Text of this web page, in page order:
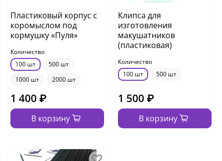
Пластиковый корпус с
коромыслом под
кормушку «Пуля»
Количество
100 шт
500 шт
1000 шт
2000 шт
1 400 ₽
В корзину
Клипса для
изготовления
макушатников
(пластиковая)
Количество
100 шт
500 шт
1 500 ₽
В корзину